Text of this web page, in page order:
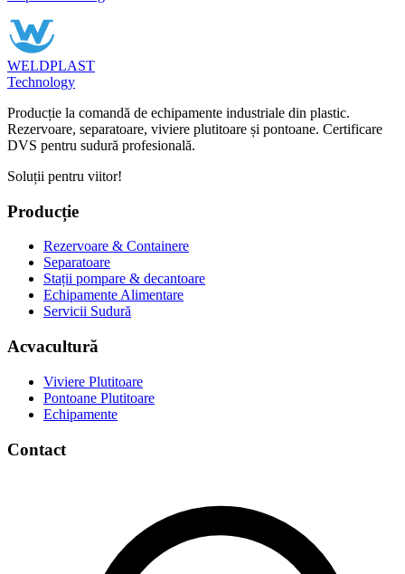
WELDPLAST
Technology
Producție la comandă de echipamente industriale din plastic.
Rezervoare, separatoare, viviere plutitoare și pontoane. Certificare
DVS pentru sudură profesională.
Soluții pentru viitor!
Producție
Rezervoare & Containere
Separatoare
Stații pompare & decantoare
Echipamente Alimentare
Servicii Sudură
Acvacultură
Viviere Plutitoare
Pontoane Plutitoare
Echipamente
Contact